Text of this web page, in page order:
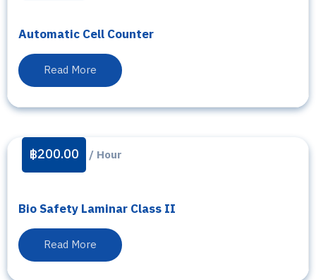
Automatic Cell Counter
Read More
฿200.00 / Hour
Bio Safety Laminar Class II
Read More